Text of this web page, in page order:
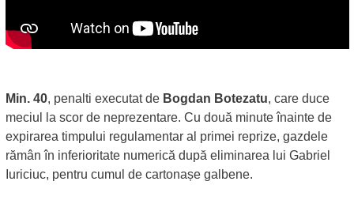
Min. 40, penalti executat de Bogdan Botezatu, care duce
meciul la scor de neprezentare. Cu două minute înainte de
expirarea timpului regulamentar al primei reprize, gazdele
rămân în inferioritate numerică după eliminarea lui Gabriel
Iuriciuc, pentru cumul de cartonașe galbene.